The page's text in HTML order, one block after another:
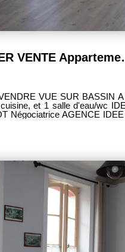
BELLE ILE
et 1 salle d'eau/wc IDEAL
GESTION TRANSACTION